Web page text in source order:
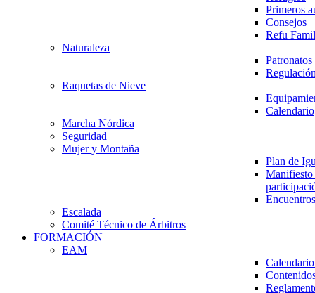
Primeros
Consejos
Refu
Naturaleza
Raquetas de Nieve
Calendario
Marcha Nórdica
Seguridad
Mujer y Montaña
Plan de
Escalada
Comité Técnico de Árbitros
FORMACIÓN
EAM